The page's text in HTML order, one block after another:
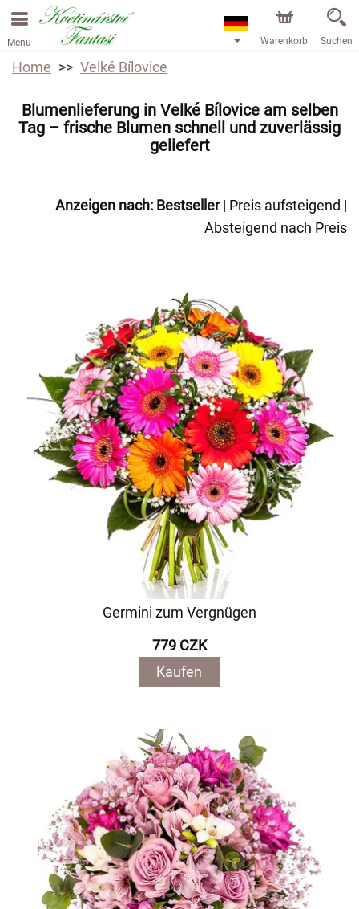
Menu Warenkorb Suchen
Home Velké Bílovice
Blumenlieferung in Velké Bílovice am selben
Tag – frische Blumen schnell und zuverlässig
geliefert
Anzeigen nach: Bestseller| Preis aufsteigend |
Absteigend nach Preis
Germini zum Vergnügen
779 CZK
Kaufen